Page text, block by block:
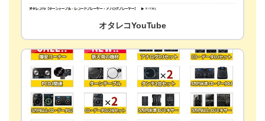
オタレコYouTube